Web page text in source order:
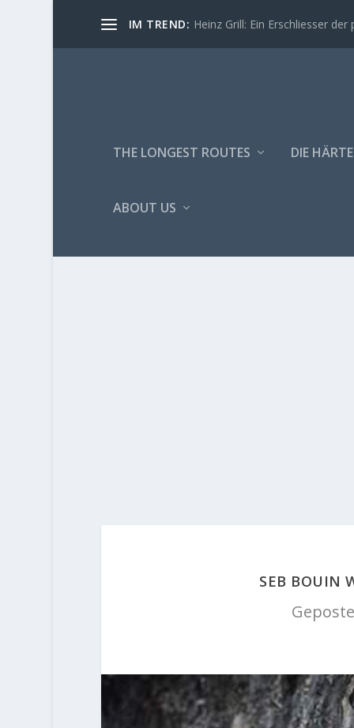
IM TREND: Heinz Grill: Ein Erschliesser
THE LONGEST ROUTES DIE
ABOUT US
SEB BOUIN